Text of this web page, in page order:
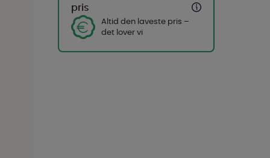
pris
Altid den laveste pris –
det lover vi